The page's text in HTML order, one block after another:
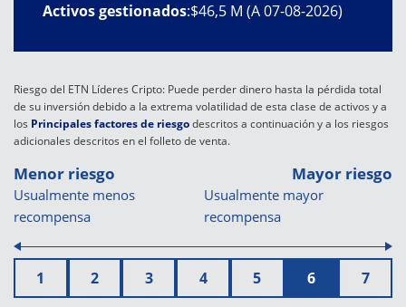
Activos gestionados:$46,5 M (A 07-08-2026)
Menor riesgo
Usualmente menos
recompensa
Mayor riesgo
Usualmente mayor
recompensa
1 2 3 4 5 6 7
Riesgo del ETN Líderes Cripto: Puede perder dinero hasta la pérdida total
de su inversión debido a la extrema volatilidad de esta clase de activos y a
los Principales factores de riesgodescritos a continuación y a los riesgos
adicionales descritos en el folleto de venta.